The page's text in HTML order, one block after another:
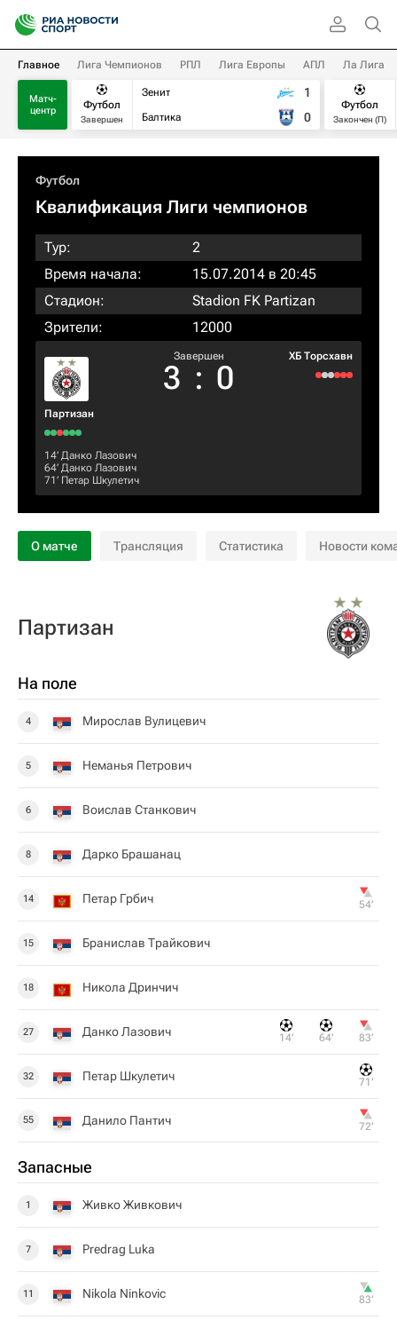
Главное Лига Чемпионов РПЛ Лига Европы АПЛ Ла Лига
Матч-
центр
Футбол
Завершен
Зенит
Балтика
1
0
Футбол
Закончен (П)
Футбол
Квалификация Лиги чемпионов
Тур:
2
Время начала:
15.07.2014 в 20:45
Стадион:
Stadion FK Partizan
Зрители:
12000
Партизан
Завершен
3 : 0
ХБ Торсхавн
14‎’‎ Данко Лазович
64‎’‎ Данко Лазович
71‎’‎ Петар Шкулетич
О матче Трансляция Статистика Новости
Партизан
На поле
4 Мирослав Вулицевич
5 Неманья Петрович
6 Воислав Станкович
8 Дарко Брашанац
14 Петар Грбич 54‎’‎
15 Бранислав Трайкович
18 Никола Дринчич
27 Данко Лазович 14‎’‎ 64‎’‎ 83‎’‎
32 Петар Шкулетич 71‎’‎
55 Данило Пантич 72‎’‎
Запасные
1 Живко Живкович
7 Predrag Luka
11 Nikola Ninkovic 83‎’‎